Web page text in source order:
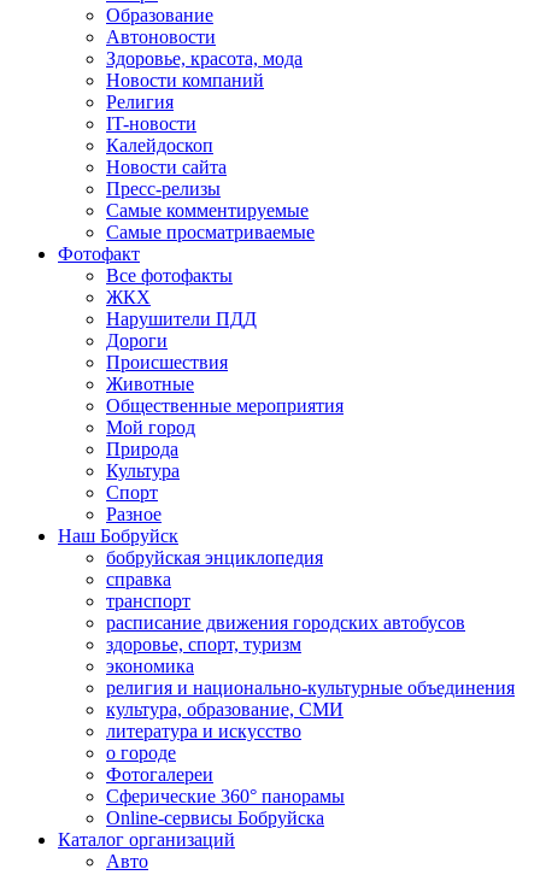
Образование
Автоновости
Здоровье, красота, мода
Новости компаний
Религия
IT-новости
Калейдоскоп
Новости сайта
Пресс-релизы
Самые комментируемые
Самые просматриваемые
Фотофакт
Все фотофакты
ЖКХ
Нарушители ПДД
Дороги
Происшествия
Животные
Общественные мероприятия
Мой город
Природа
Культура
Спорт
Разное
Наш Бобруйск
бобруйская энциклопедия
справка
транспорт
расписание движения городских автобусов
здоровье, спорт, туризм
экономика
религия и национально-культурные объединения
культура, образование, СМИ
литература и искусство
о городе
Фотогалереи
Сферические 360° панорамы
Online-сервисы Бобруйска
Каталог организаций
Авто